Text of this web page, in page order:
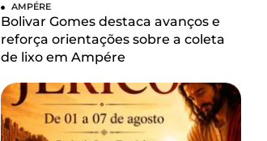
AMPÉRE
Bolivar Gomes destaca avanços e
reforça orientações sobre a coleta
de lixo em Ampére